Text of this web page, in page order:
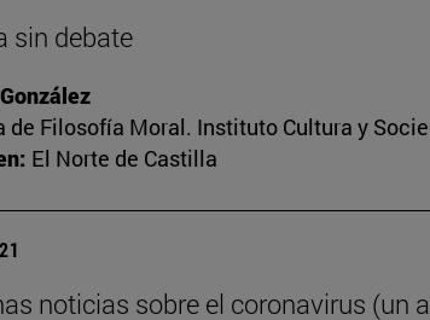
sin debate
de Filosofía Moral. Instituto Cultura y
El Norte de Castilla
noticias sobre el coronavirus (un